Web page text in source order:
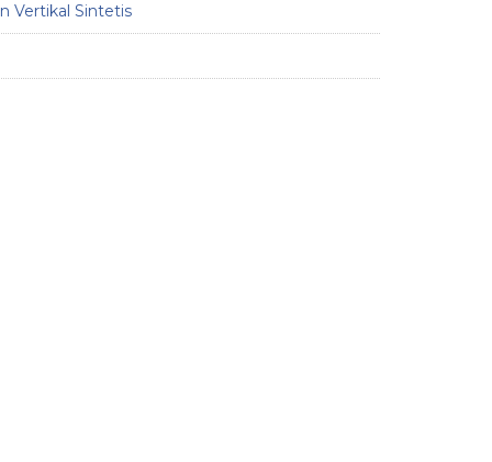
Vertikal Sintetis